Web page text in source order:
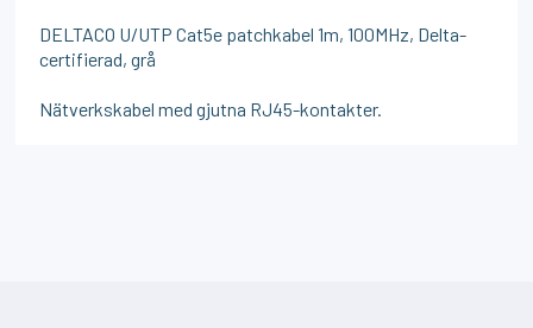
DELTACO U/UTP Cat5e patchkabel 1m, 100MHz, Delta-
certifierad, grå
Nätverkskabel med gjutna RJ45-kontakter.